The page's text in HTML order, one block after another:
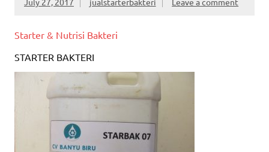
Starter & Nutrisi Bakteri
STARTER BAKTERI